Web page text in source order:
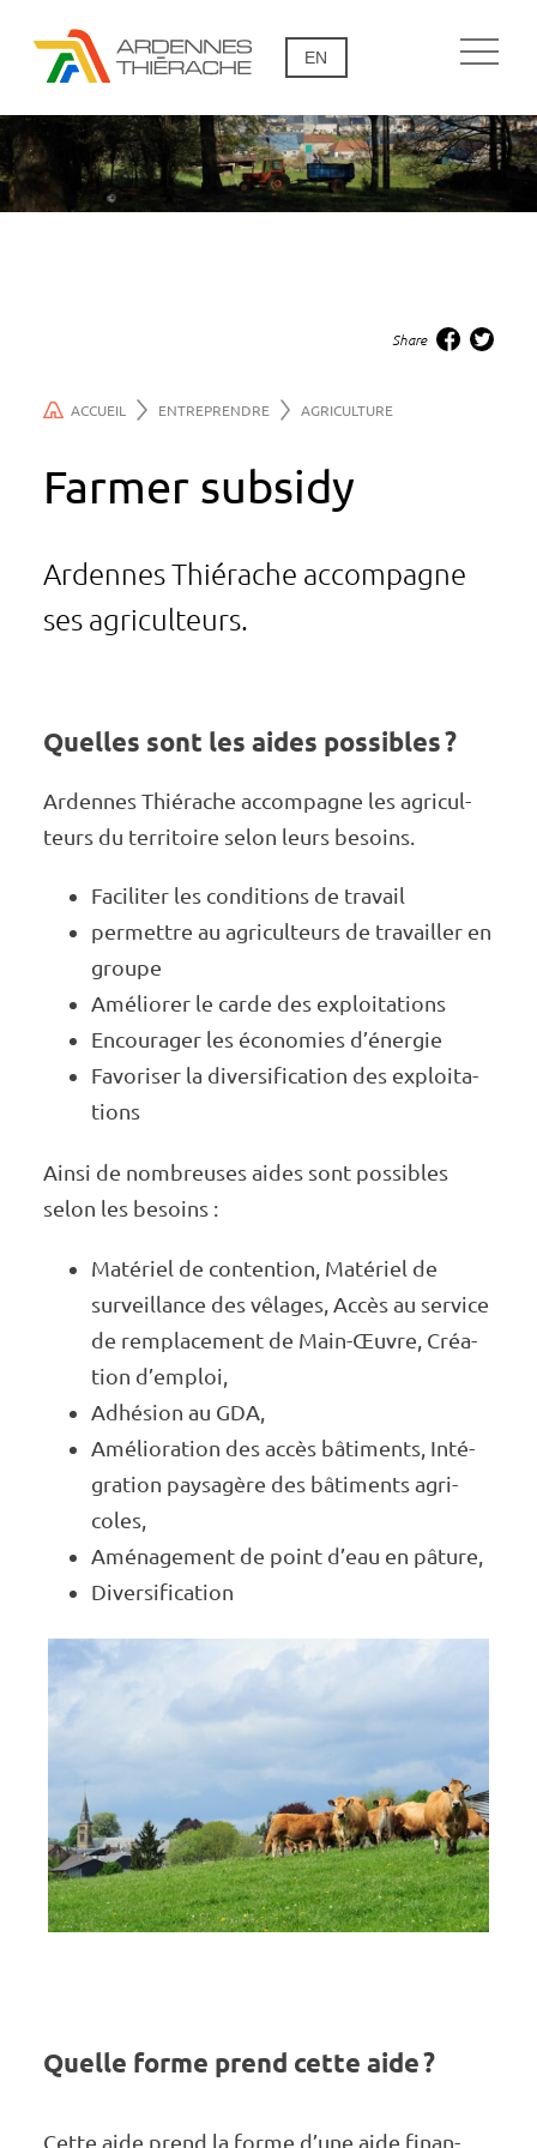
EN
Farmer subsidy
Ardennes Thié­rache accom­pagne
ses agri­cul­teurs.
Share
ACCUEIL ENTREPRENDRE AGRICULTURE
Quelles sont les aides possibles ?
Ardennes Thié­­­­rache accom­­­­pagne les agri­­­­cul­­­­
teurs du terri­­­­toire selon leurs besoins.
Faci­­­­li­­­­ter les condi­­­­tions de travail
permettre au agri­­­­cul­­­­teurs de travailler en
groupe
Amélio­­­­rer le carde des exploi­­­­ta­­­­tions
Encou­­­­ra­­­­ger les écono­­­­mies d’éner­­­­gie
Favo­­­­ri­­­­ser la diver­­­­si­­­­fi­­­­ca­­­­tion des exploi­­­­ta­­­­
tions
Ainsi de nombreuses aides sont possibles
selon les besoins :
Maté­­­­riel de conten­­­­tion, Maté­­­­riel de
surveillance des vêlages, Accès au service
de rempla­­­­ce­­­­ment de Main-Œuvre, Créa­­­­
tion d’em­­­­ploi,
Adhé­­­­sion au GDA,
Amélio­­­­ra­­­­tion des accès bâti­­­­ments, Inté­­­­
gra­­­­tion paysa­­­­gère des bâti­­­­ments agri­­­­
coles,
Aména­­­­ge­­­­ment de point d’eau en pâture,
Diver­­­­si­­­­fi­­­­ca­­­­tion
Quelle forme prend cette aide ?
Cette aide prend la forme d’une aide finan­­­­